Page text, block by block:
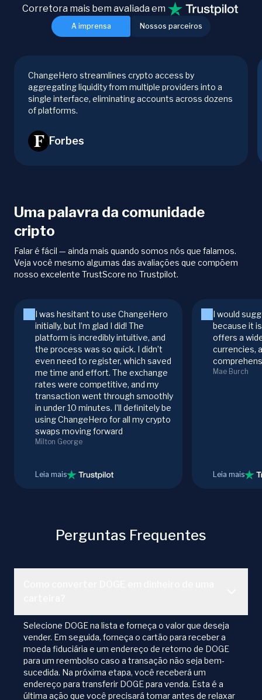
A imprensa Nossos parceiros
Corretora mais bem avaliada em
ChangeHero streamlines crypto access by
aggregating liquidity from multiple providers into a
single interface, eliminating accounts across dozens
of platforms.
Forbes
Uma palavra da comunidade
cripto
Falar é fácil — ainda mais quando somos nós que falamos.
Veja você mesmo algumas das avaliações que compõem
nosso excelente TrustScore no Trustpilot.
I was hesitant to use ChangeHero
initially, but I’m glad I did! The
platform is incredibly intuitive, and
the process was so quick. I didn’t
even need to register, which saved
me time and effort. The exchange
rates were competitive, and my
transaction went through smoothly
in under 10 minutes. I’ll definitely be
using ChangeHero for all my crypto
swaps moving forward
Milton George
Leia mais
I would
because it
offers a
currencies,
Mae Burch
Leia mais
Perguntas Frequentes
Selecione DOGE na lista e forneça o valor que deseja
vender. Em seguida, forneça o cartão para receber a
moeda fiduciária e um endereço de retorno de DOGE
para um reembolso caso a transação não seja bem-
sucedida. Na próxima etapa, você receberá um
endereço para transferir DOGE para venda. Esta é a
última ação que você precisará tomar antes de relaxar